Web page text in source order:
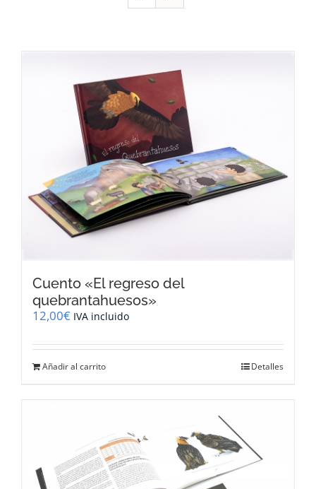
Cuento «El regreso del
quebrantahuesos»
12,00€ IVA incluido
Añadir al carrito Detalles